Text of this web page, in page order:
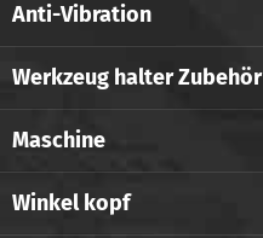
Anti-Vibration
Werkzeug halter Zubehör
Maschine
Winkel kopf